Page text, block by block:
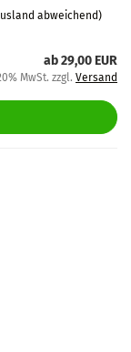
abweichend)
ab 29,00 EUR
MwSt. zzgl. Versand